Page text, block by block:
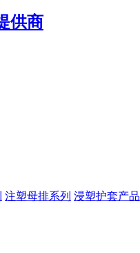
注塑母排系列 浸塑护套产品